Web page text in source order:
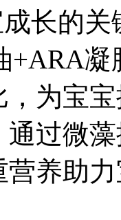
长的
+ARA
，为宝
通过微
营养助